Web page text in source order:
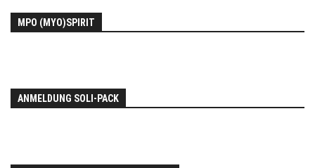
MPO (MYO)SPIRIT
ANMELDUNG SOLI-PACK